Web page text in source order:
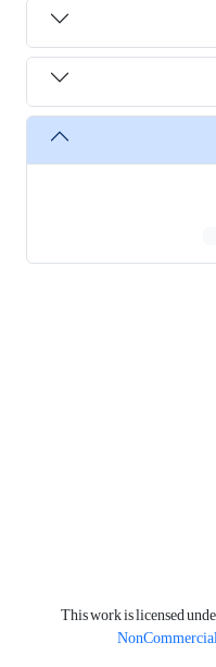
This work is licensed